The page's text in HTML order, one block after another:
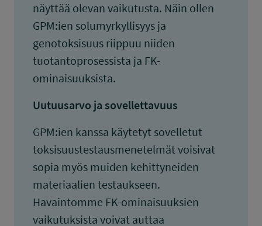
näyttää olevan vaikutusta. Näin ollen
GPM:ien solumyrkyllisyys ja
genotoksisuus riippuu niiden
tuotantoprosessista ja FK-
ominaisuuksista.
Uutuusarvo ja sovellettavuus
GPM:ien kanssa käytetyt sovelletut
toksisuustestausmenetelmät voisivat
sopia myös muiden kehittyneiden
materiaalien testaukseen.
Havaintomme FK-ominaisuuksien
vaikutuksista voivat auttaa